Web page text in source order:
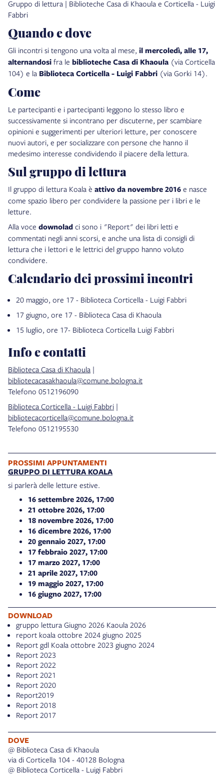
Gruppo di lettura | Biblioteche Casa di Khaoula e Corticella - Luigi
Fabbri
Quando e dove
Gli incontri si tengono una volta al mese, il mercoledì, alle 17,
alternandosi fra le biblioteche Casa di Khaoula (via Corticella
104) e la Biblioteca Corticella - Luigi Fabbri (via Gorki 14).
Come
Le partecipanti e i partecipanti leggono lo stesso libro e
successivamente si incontrano per discuterne, per scambiare
opinioni e suggerimenti per ulteriori letture, per conoscere
nuovi autori, e per socializzare con persone che hanno il
medesimo interesse condividendo il piacere della lettura.
Sul gruppo di lettura
Il gruppo di lettura Koala è attivo da novembre 2016 e nasce
come spazio libero per condividere la passione per i libri e le
letture.
Alla voce downolad ci sono i "Report" dei libri letti e
commentati negli anni scorsi, e anche una lista di consigli di
lettura che i lettori e le lettrici del gruppo hanno voluto
condividere.
Calendario dei prossimi incontri
20 maggio, ore 17 - Biblioteca Corticella - Luigi Fabbri
17 giugno, ore 17 - Biblioteca Casa di Khaoula
15 luglio, ore 17- Biblioteca Corticella Luigi Fabbri
Info e contatti
Biblioteca Casa di Khaoula |
bibliotecacasakhaoula@comune.bologna.it
Telefono 0512196090
Biblioteca Corticella - Luigi Fabbri |
bibliotecacorticella@comune.bologna.it
Telefono 0512195530
PROSSIMI APPUNTAMENTI
GRUPPO DI LETTURA KOALA
si parlerà delle letture estive.
16 settembre 2026, 17:00
21 ottobre 2026, 17:00
18 novembre 2026, 17:00
16 dicembre 2026, 17:00
20 gennaio 2027, 17:00
17 febbraio 2027, 17:00
17 marzo 2027, 17:00
21 aprile 2027, 17:00
19 maggio 2027, 17:00
16 giugno 2027, 17:00
DOWNLOAD
gruppo lettura Giugno 2026 Kaoula 2026
report koala ottobre 2024 giugno 2025
Report gdl Koala ottobre 2023 giugno 2024
Report 2023
Report 2022
Report 2021
Report 2020
Report2019
Report 2018
Report 2017
DOVE
@ Biblioteca Casa di Khaoula
via di Corticella 104 - 40128 Bologna
@ Biblioteca Corticella - Luigi Fabbri